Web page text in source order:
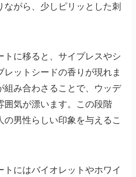
ながら、少しピリッとした刺
トに移ると、サイプレスやシ
レットシードの香りが現れま
組み合わさることで、ウッデ
囲気が漂います。この段階
の男性らしい印象を与えるこ
トにはバイオレットやホワイ